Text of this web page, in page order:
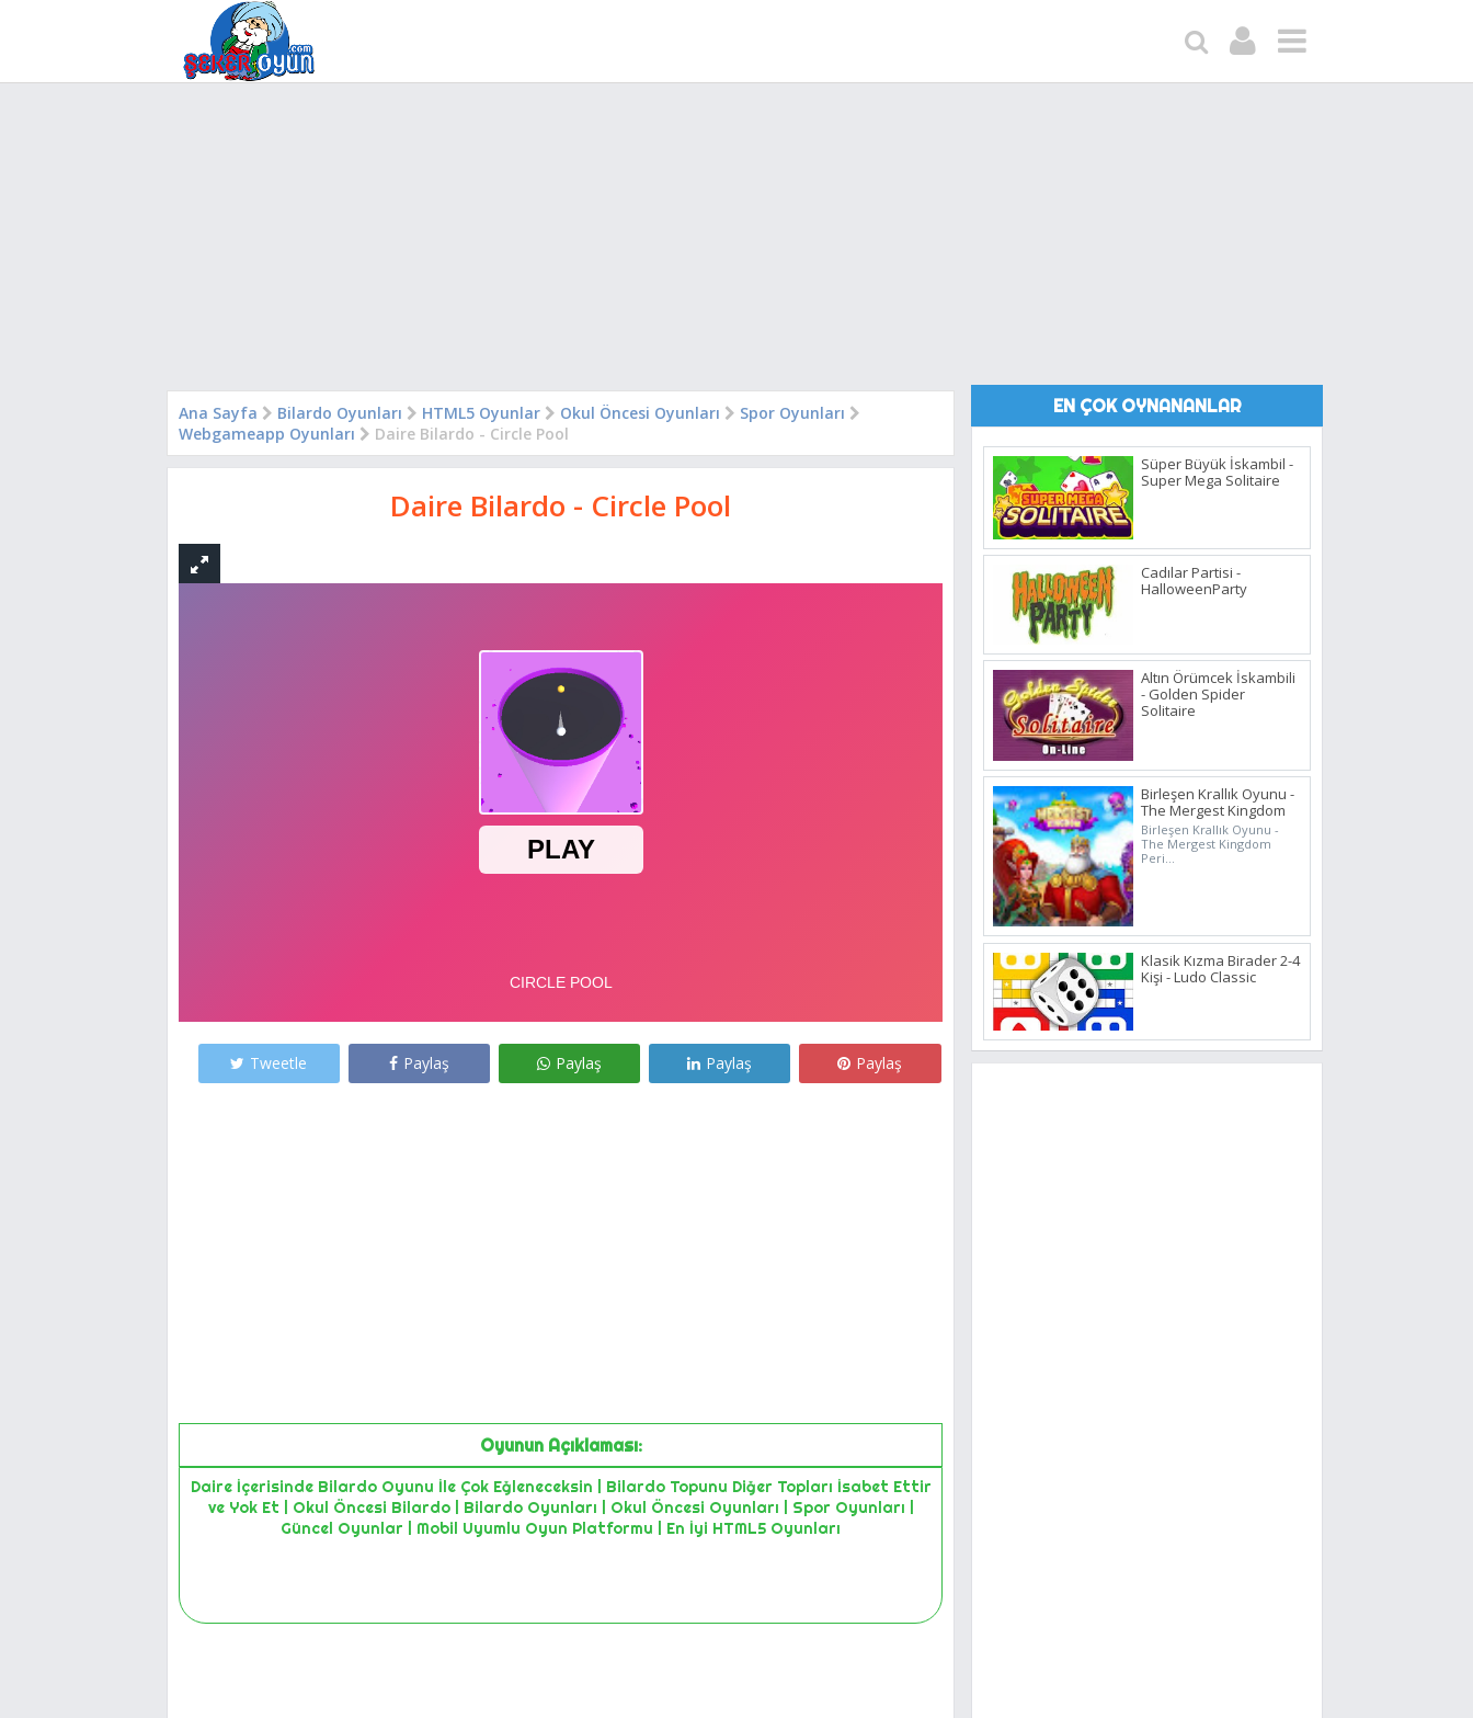
Ana Sayfa Bilardo Oyunları HTML5 Oyunlar Okul Öncesi Oyunları
Spor Oyunları
Webgameapp Oyunları
Daire Bilardo - Circle Pool
Daire Bilardo - Circle Pool
Tweetle Paylaş Paylaş Paylaş Paylaş
Oyunun Açıklaması:
Daire İçerisinde Bilardo Oyunu İle Çok Eğleneceksin | Bilardo Topunu Diğer Topları İsabet Ettir
ve Yok Et | Okul Öncesi Bilardo | Bilardo Oyunları | Okul Öncesi Oyunları | Spor Oyunları |
Güncel Oyunlar | Mobil Uyumlu Oyun Platformu | En İyi HTML5 Oyunları
EN ÇOK OYNANANLAR
Süper Büyük İskambil -
Super Mega Solitaire
Cadılar Partisi -
HalloweenParty
Altın Örümcek İskambili
- Golden Spider
Solitaire
Birleşen Krallık Oyunu -
The Mergest Kingdom
Birleşen Krallık Oyunu -
The Mergest Kingdom
Peri...
Klasik Kızma Birader 2-4
Kişi - Ludo Classic